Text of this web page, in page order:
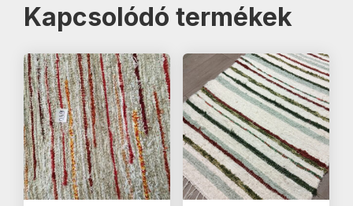
Kapcsolódó termékek